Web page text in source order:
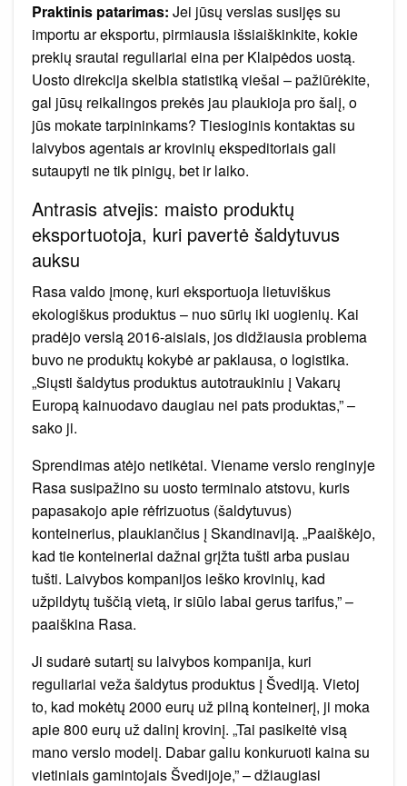
Praktinis patarimas: Jei jūsų verslas susijęs su
importu ar eksportu, pirmiausia išsiaiškinkite, kokie
prekių srautai reguliariai eina per Klaipėdos uostą.
Uosto direkcija skelbia statistiką viešai – pažiūrėkite,
gal jūsų reikalingos prekės jau plaukioja pro šalį, o
jūs mokate tarpininkams? Tiesioginis kontaktas su
laivybos agentais ar krovinių ekspeditoriais gali
sutaupyti ne tik pinigų, bet ir laiko.
Antrasis atvejis: maisto produktų
eksportuotoja, kuri pavertė šaldytuvus
auksu
Rasa valdo įmonę, kuri eksportuoja lietuviškus
ekologiškus produktus – nuo sūrių iki uogienių. Kai
pradėjo verslą 2016-aisiais, jos didžiausia problema
buvo ne produktų kokybė ar paklausa, o logistika.
„Siųsti šaldytus produktus autotraukiniu į Vakarų
Europą kainuodavo daugiau nei pats produktas,” –
sako ji.
Sprendimas atėjo netikėtai. Viename verslo renginyje
Rasa susipažino su uosto terminalo atstovu, kuris
papasakojo apie rėfrizuotus (šaldytuvus)
konteinerius, plaukiančius į Skandinaviją. „Paaiškėjo,
kad tie konteineriai dažnai grįžta tušti arba pusiau
tušti. Laivybos kompanijos ieško krovinių, kad
užpildytų tuščią vietą, ir siūlo labai gerus tarifus,” –
paaiškina Rasa.
Ji sudarė sutartį su laivybos kompanija, kuri
reguliariai veža šaldytus produktus į Švediją. Vietoj
to, kad mokėtų 2000 eurų už pilną konteinerį, ji moka
apie 800 eurų už dalinį krovinį. „Tai pasikeitė visą
mano verslo modelį. Dabar galiu konkuruoti kaina su
vietiniais gamintojais Švedijoje,” – džiaugiasi